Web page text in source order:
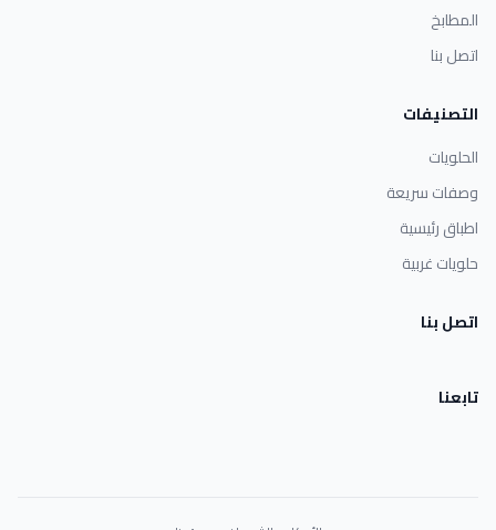
المطابخ
اتصل بنا
التصنيفات
الحلويات
وصفات سريعة
اطباق رئيسية
حلويات غربية
اتصل بنا
تابعنا